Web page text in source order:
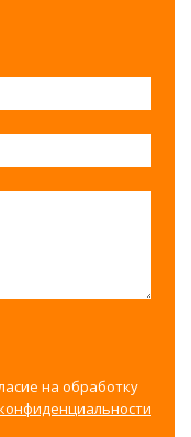
на обработку